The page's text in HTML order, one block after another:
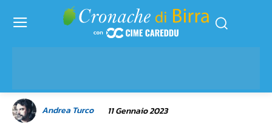
Andrea Turco 11 Gennaio 2023